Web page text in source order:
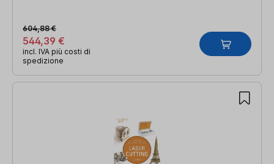
544,39 €
604,88 €
incl. IVA più costi di
spedizione